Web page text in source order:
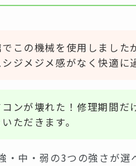
この機械を使用しまし
ジメジメ感がなく快適に
ンが壊れた！修理期間だ
ただきます。
・中・弱の3つの強さが